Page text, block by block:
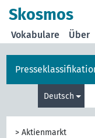
Skosmos
Vokabulare Über
Deutsch
>Aktienmarkt